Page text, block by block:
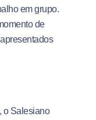
em grupo.
de
o Salesiano